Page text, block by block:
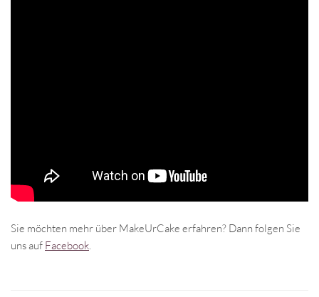
Sie möchten mehr über MakeUrCake erfahren? Dann folgen Sie
uns auf Facebook.